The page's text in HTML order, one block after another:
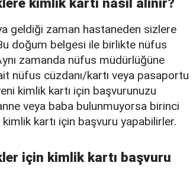
geldiği zaman hastaneden sizlere
doğum belgesi ile birlikte nüfus
zamanda nüfus müdürlüğüne
nüfus cüzdanı/kartı veya pasaportu
kimlik kartı için başvurunuzu
veya baba bulunmuyorsa birinci
kartı için başvuru yapabilirler.
için kimlik kartı başvuru